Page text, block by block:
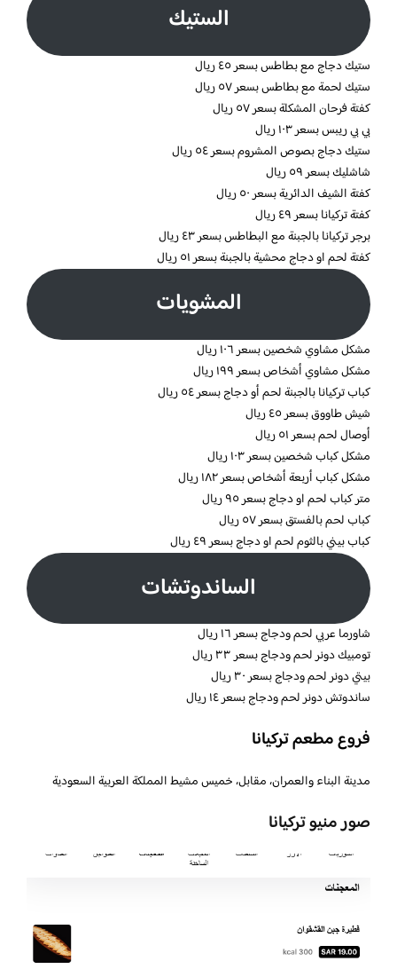
الستيك
ستيك دجاج مع بطاطس بسعر ٤٥ ريال
ستيك لحمة مع بطاطس بسعر ٥٧ ريال
كفتة فرحان المشكلة بسعر ٥٧ ريال
بي بي ريبس بسعر ١٠٣ ريال
ستيك دجاج بصوص المشروم بسعر ٥٤ ريال
شاشليك بسعر ٥٩ ريال
كفتة الشيف الدائرية بسعر ٥٠ ريال
كفتة تركيانا بسعر ٤٩ ريال
برجر تركيانا بالجبنة مع البطاطس بسعر ٤٣ ريال
كفتة لحم او دجاج محشية بالجبنة بسعر ٥١ ريال
المشويات
مشكل مشاوي شخصين بسعر ١٠٦ ريال
مشكل مشاوي أشخاص بسعر ١٩٩ ريال
كباب تركيانا بالجبنة لحم أو دجاج بسعر ٥٤ ريال
شيش طاووق بسعر ٤٥ ريال
أوصال لحم بسعر ٥١ ريال
مشكل كباب شخصين بسعر ١٠٣ ريال
مشكل كباب أربعة أشخاص بسعر ١٨٢ ريال
متر كباب لحم او دجاج بسعر ٩٥ ريال
كباب لحم بالفستق بسعر ٥٧ ريال
كباب بيني بالثوم لحم او دجاج بسعر ٤٩ ريال
الساندوتشات
شاورما عربي لحم ودجاج بسعر ١٦ ريال
تومبيك دونر لحم ودجاج بسعر ٣٣ ريال
بيتي دونر لحم ودجاج بسعر ٣٠ ريال
ساندوتش دونر لحم ودجاج بسعر ١٤ ريال
فروع مطعم تركيانا
مدينة البناء والعمران، مقابل، خميس مشيط المملكة العربية السعودية
صور منيو تركيانا